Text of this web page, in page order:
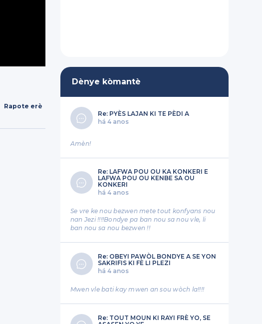
Rapote erè
Dènye kòmantè
Re: PYÈS LAJAN KI TE PÈDI A
há 4 anos
Amèn!
Re: LAFWA POU OU KA KONKERI E
LAFWA POU OU KENBE SA OU
KONKERI
há 4 anos
Se vre ke nou bezwen mete tout konfyans nou
nan Jezi !!!!Bondye pa ban nou sa nou vle, li
ban nou sa nou bezwen !!
Re: OBEYI PAWÒL BONDYE A SE YON
SAKRIFIS KI FÈ LI PLEZI
há 4 anos
Mwen vle bati kay mwen an sou wòch la!!!!
Re: TOUT MOUN KI RAYI FRÈ YO, SE